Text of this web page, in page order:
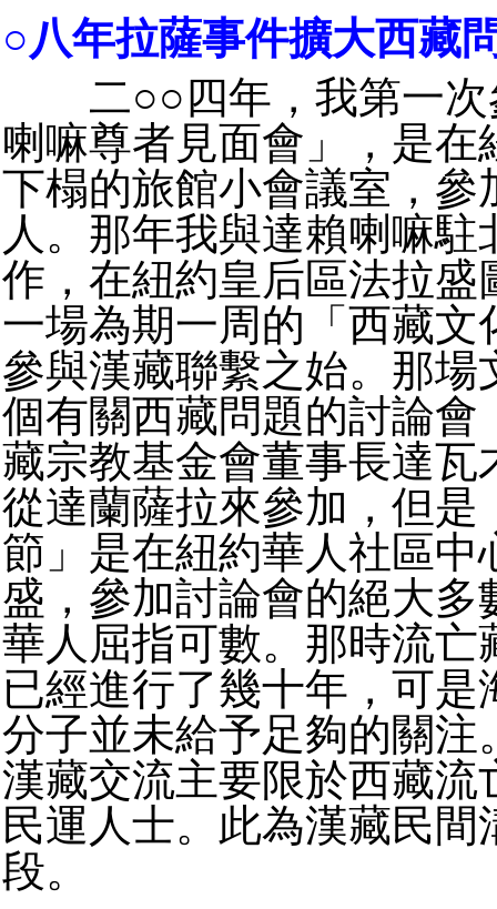
○八年拉薩事件擴大西藏
二○○四年，我第一次
喇嘛尊者見面會」，是在
下榻的旅館小會議室，參
人。那年我與達賴喇嘛駐
作，在紐約皇后區法拉盛
一場為期一周的「西藏文
參與漢藏聯繫之始。那場
個有關西藏問題的討論會
藏宗教基金會董事長達瓦
從達蘭薩拉來參加，但是
節」是在紐約華人社區中
盛，參加討論會的絕大多
華人屈指可數。那時流亡
已經進行了幾十年，可是
分子並未給予足夠的關注
漢藏交流主要限於西藏流
民運人士。此為漢藏民間
段。